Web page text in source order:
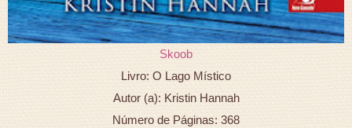
Skoob
Livro: O Lago Místico
Autor (a): Kristin Hannah
Número de Páginas: 368